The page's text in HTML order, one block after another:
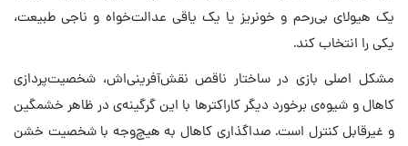
یک هیولای بی‌رحم و خونریز یا یک یاقی عدالت‌خواه و ناجی طبیعت،
یکی را انتخاب کند.
مشکل اصلی بازی در ساختار ناقص نقش‌آفرینی‌اش، شخصیت‌پردازی
کاهال و شیوه‌ی برخورد دیگر کاراکترها با این گرگینه‌ی در ظاهر خشمگین
و غیرقابل کنترل است. صداگذاری کاهال به هیچ‌وجه با شخصیت خشن